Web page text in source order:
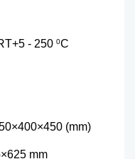
- 250 0C
(mm)
mm